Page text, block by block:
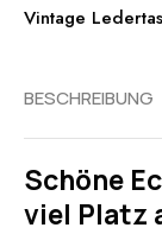
Vintage
BESCHREIBUNG
Schöne
viel Platz